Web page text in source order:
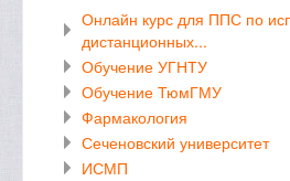
Онлайн курс для ППС по
дистанционных...
Обучение УГНТУ
Обучение ТюмГМУ
Фармакология
Сеченовский университет
ИСМП